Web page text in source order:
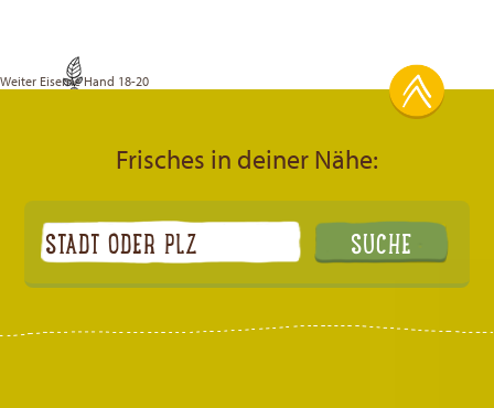
Weiter Eiserne Hand 18-20
Frisches in deiner Nähe: